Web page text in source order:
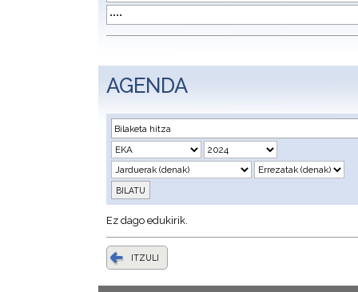
AGENDA
Ez dago edukirik.
ITZULI